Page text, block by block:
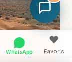
WhatsApp
♥
Favoris